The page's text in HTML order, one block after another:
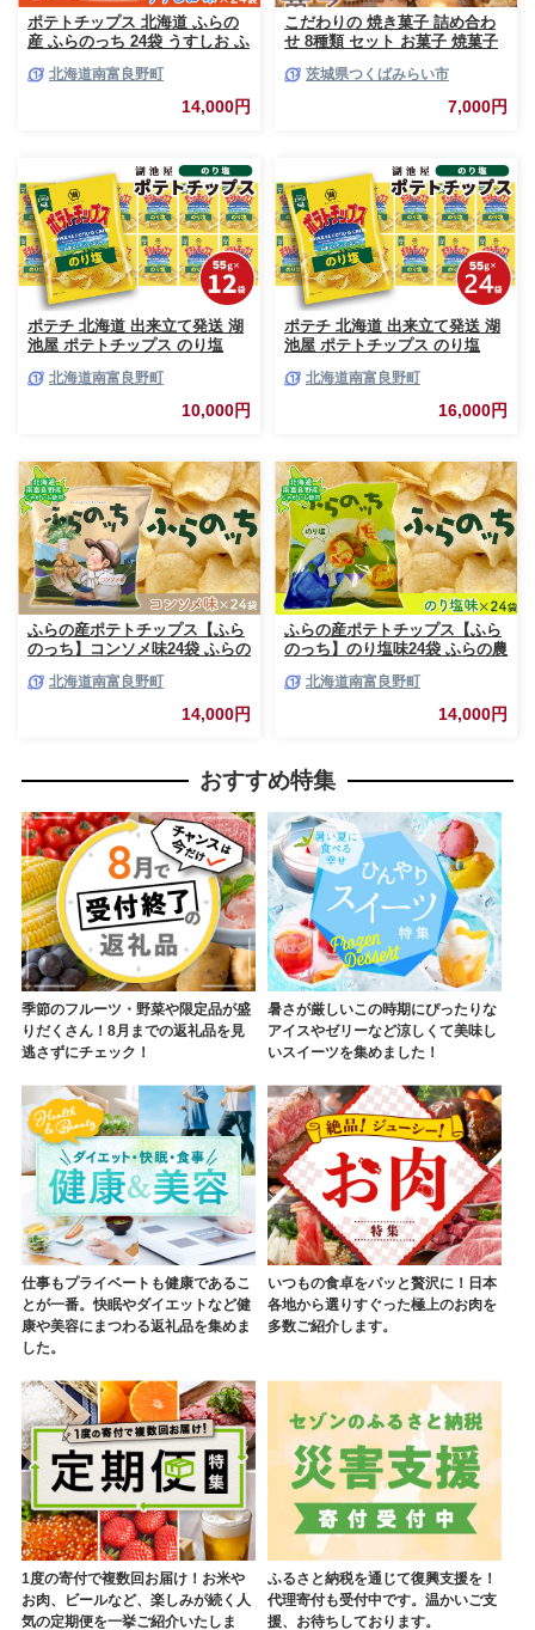
ポテトチップス 北海道 ふらの
産 ふらのっち 24袋 うすしお ふ
スナック スナック菓子 ポテト
チップ チップス ポテト 芋 菓子
お菓子 おやつ 箱 農協 ギフト
北海道南富良野町
14,000円
こだわりの 焼き菓子 詰め合わ
せ 8種類 セット お菓子 焼菓子
茨城県つくばみらい市
7,000円
ポテチ 北海道 出来立て発送 湖
池屋 ポテトチップス のり塩
じゃがいも スナック スナック
菓子 ポテトチップ チップス ポ
テト 芋 菓子 お菓子 おやつ 大
ヤ 富良野
北海道南富良野町
10,000円
ポテチ 北海道 出来立て発送 湖
池屋 ポテトチップス のり塩
じゃがいも スナック スナック
菓子 ポテトチップ チップス ポ
テト 芋 菓子 お菓子 おやつ 大
ヤ 富良野
北海道南富良野町
16,000円
ふらの産ポテトチップス【ふら
のっち】コンソメ味24袋 ふらの
ガイモ コンソメ 芋 菓子 スナッ
ク じゃがいも お菓子 ポテチ 1
北海道南富良野町
14,000円
ふらの産ポテトチップス【ふら
のっち】のり塩味24袋 ふらの農
イモ のり塩 芋 菓子 スナック
じゃがいも お菓子 ポテチ 1箱
北海道南富良野町
14,000円
おすすめ特集
季節のフルーツ・野菜や限定品が盛
りだくさん！8月までの返礼品を見
逃さずにチェック！
暑さが厳しいこの時期にぴったりな
アイスやゼリーなど涼しくて美味し
いスイーツを集めました！
仕事もプライベートも健康であるこ
とが一番。快眠やダイエットなど健
康や美容にまつわる返礼品を集めま
した。
いつもの食卓をパッと贅沢に！日本
各地から選りすぐった極上のお肉を
多数ご紹介します。
1度の寄付で複数回お届け！お米や
お肉、ビールなど、楽しみが続く人
気の定期便を一挙ご紹介いたしま
ふるさと納税を通じて復興支援を！
代理寄付も受付中です。温かいご支
援、お待ちしております。